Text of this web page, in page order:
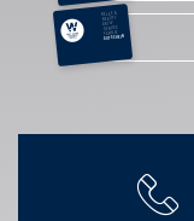
RELAX &
BEAUTY
AKTIV
GENUSS
FAMILIE
GUTSCHEIN